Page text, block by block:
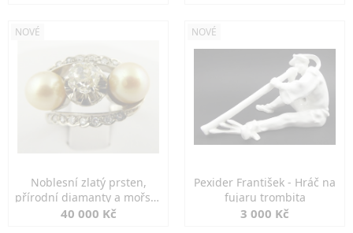
NOVÉ
Noblesní zlatý prsten,
přírodní diamanty a mořské
perly
40 000 Kč
NOVÉ
Pexider František - Hráč na
fujaru trombita
3 000 Kč